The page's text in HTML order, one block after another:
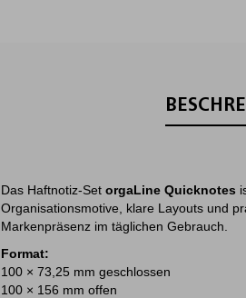
Das Haftnotiz-Set orgaLine Quicknotes
Organisationsmotive, klare Layouts und
Markenpräsenz im täglichen Gebrauch.
Format:
100 × 73,25 mm geschlossen
100 × 156 mm offen